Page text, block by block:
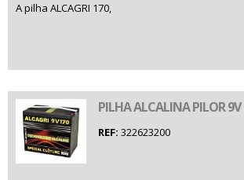
A pilha ALCAGRI 170,
PILHA ALCALINA PILOR
REF: 322623200